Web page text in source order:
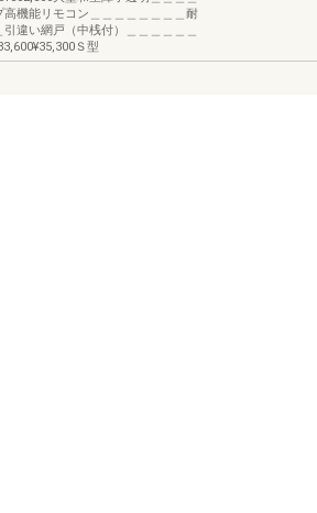
高機能リモコン＿＿＿＿＿＿＿＿耐
違い網戸（中桟付）＿＿＿＿＿＿
Ｓ型